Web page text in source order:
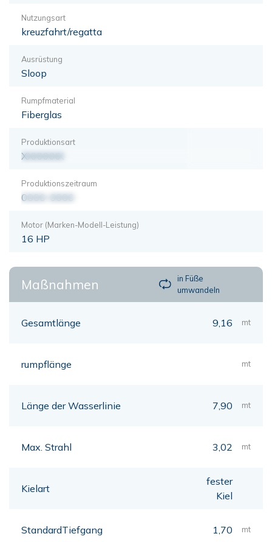
Nutzungsart
kreuzfahrt/regatta
Ausrüstung
Sloop
Rumpfmaterial
Fiberglas
Produktionsart
XXXXXXX
Produktionszeitraum
0000-0000
Motor (Marken-Modell-Leistung)
16 HP
Maßnahmen
in Füße
umwandeln
Gesamtlänge 9,16 mt
rumpflänge mt
Länge der Wasserlinie 7,90 mt
Max. Strahl 3,02 mt
Kielart
fester
Kiel
StandardTiefgang 1,70 mt